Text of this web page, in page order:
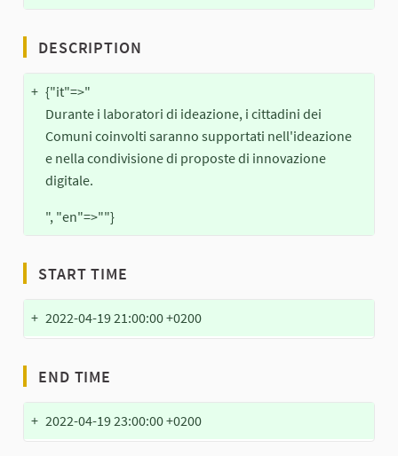
DESCRIPTION
+ {"it"=>"
Durante i laboratori di ideazione, i cittadini dei
Comuni coinvolti saranno supportati nell'ideazione
e nella condivisione di proposte di innovazione
digitale.
", "en"=>""}
START TIME
+ 2022-04-19 21:00:00 +0200
END TIME
+ 2022-04-19 23:00:00 +0200